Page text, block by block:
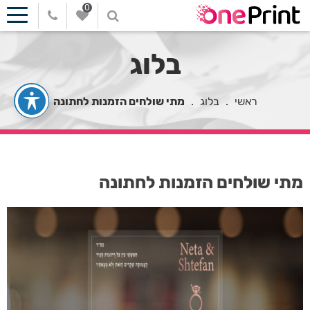
0
בלוג
ראשי . בלוג . מתי שולחים הזמנות לחתונה
מתי שולחים הזמנות לחתונה